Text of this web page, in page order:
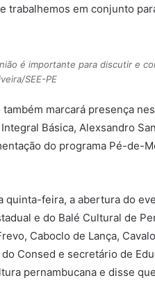
trabalhemos em conjunto
é importante para discutir e
SEE-PE
também marcará presença
Básica, Alexsandro
do programa Pé-de-
quinta-feira, a abertura do
e do Balé Cultural de
Caboclo de Lança,
Consed e secretário de
pernambucana e disse